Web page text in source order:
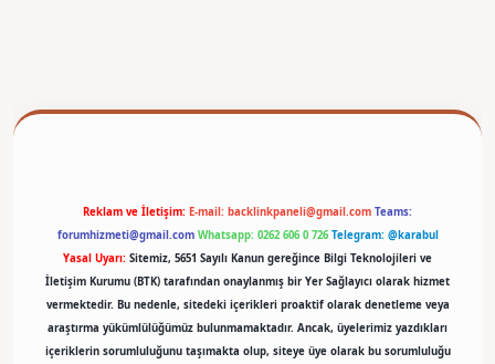
Reklam ve İletişim: E-mail: backlinkpaneli@gmail.com Teams:
forumhizmeti@gmail.com Whatsapp: 0262 606 0 726 Telegram: @karabul
Yasal Uyarı: Sitemiz, 5651 Sayılı Kanun gereğince Bilgi Teknolojileri ve
İletişim Kurumu (BTK) tarafından onaylanmış bir Yer Sağlayıcı olarak hizmet
vermektedir. Bu nedenle, sitedeki içerikleri proaktif olarak denetleme veya
araştırma yükümlülüğümüz bulunmamaktadır. Ancak, üyelerimiz yazdıkları
içeriklerin sorumluluğunu taşımakta olup, siteye üye olarak bu sorumluluğu